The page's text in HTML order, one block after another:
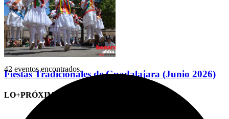
Fiestas Tradicionales de Guadalajara (Junio 2026)
LO+PRÓXIMO (CITAS)
42 eventos encontrados.